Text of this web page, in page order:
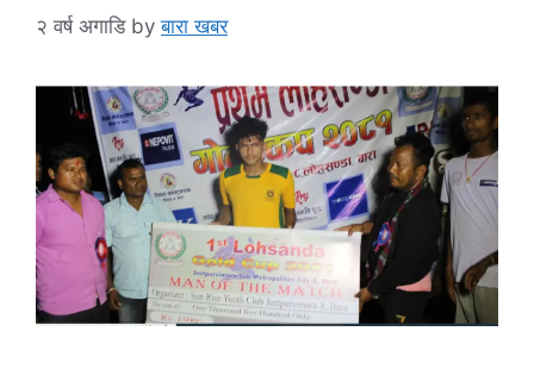
२ वर्ष अगाडि byबारा खबर